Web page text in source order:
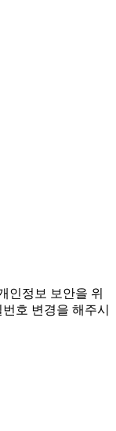
인정보 보안을 위
호 변경을 해주시